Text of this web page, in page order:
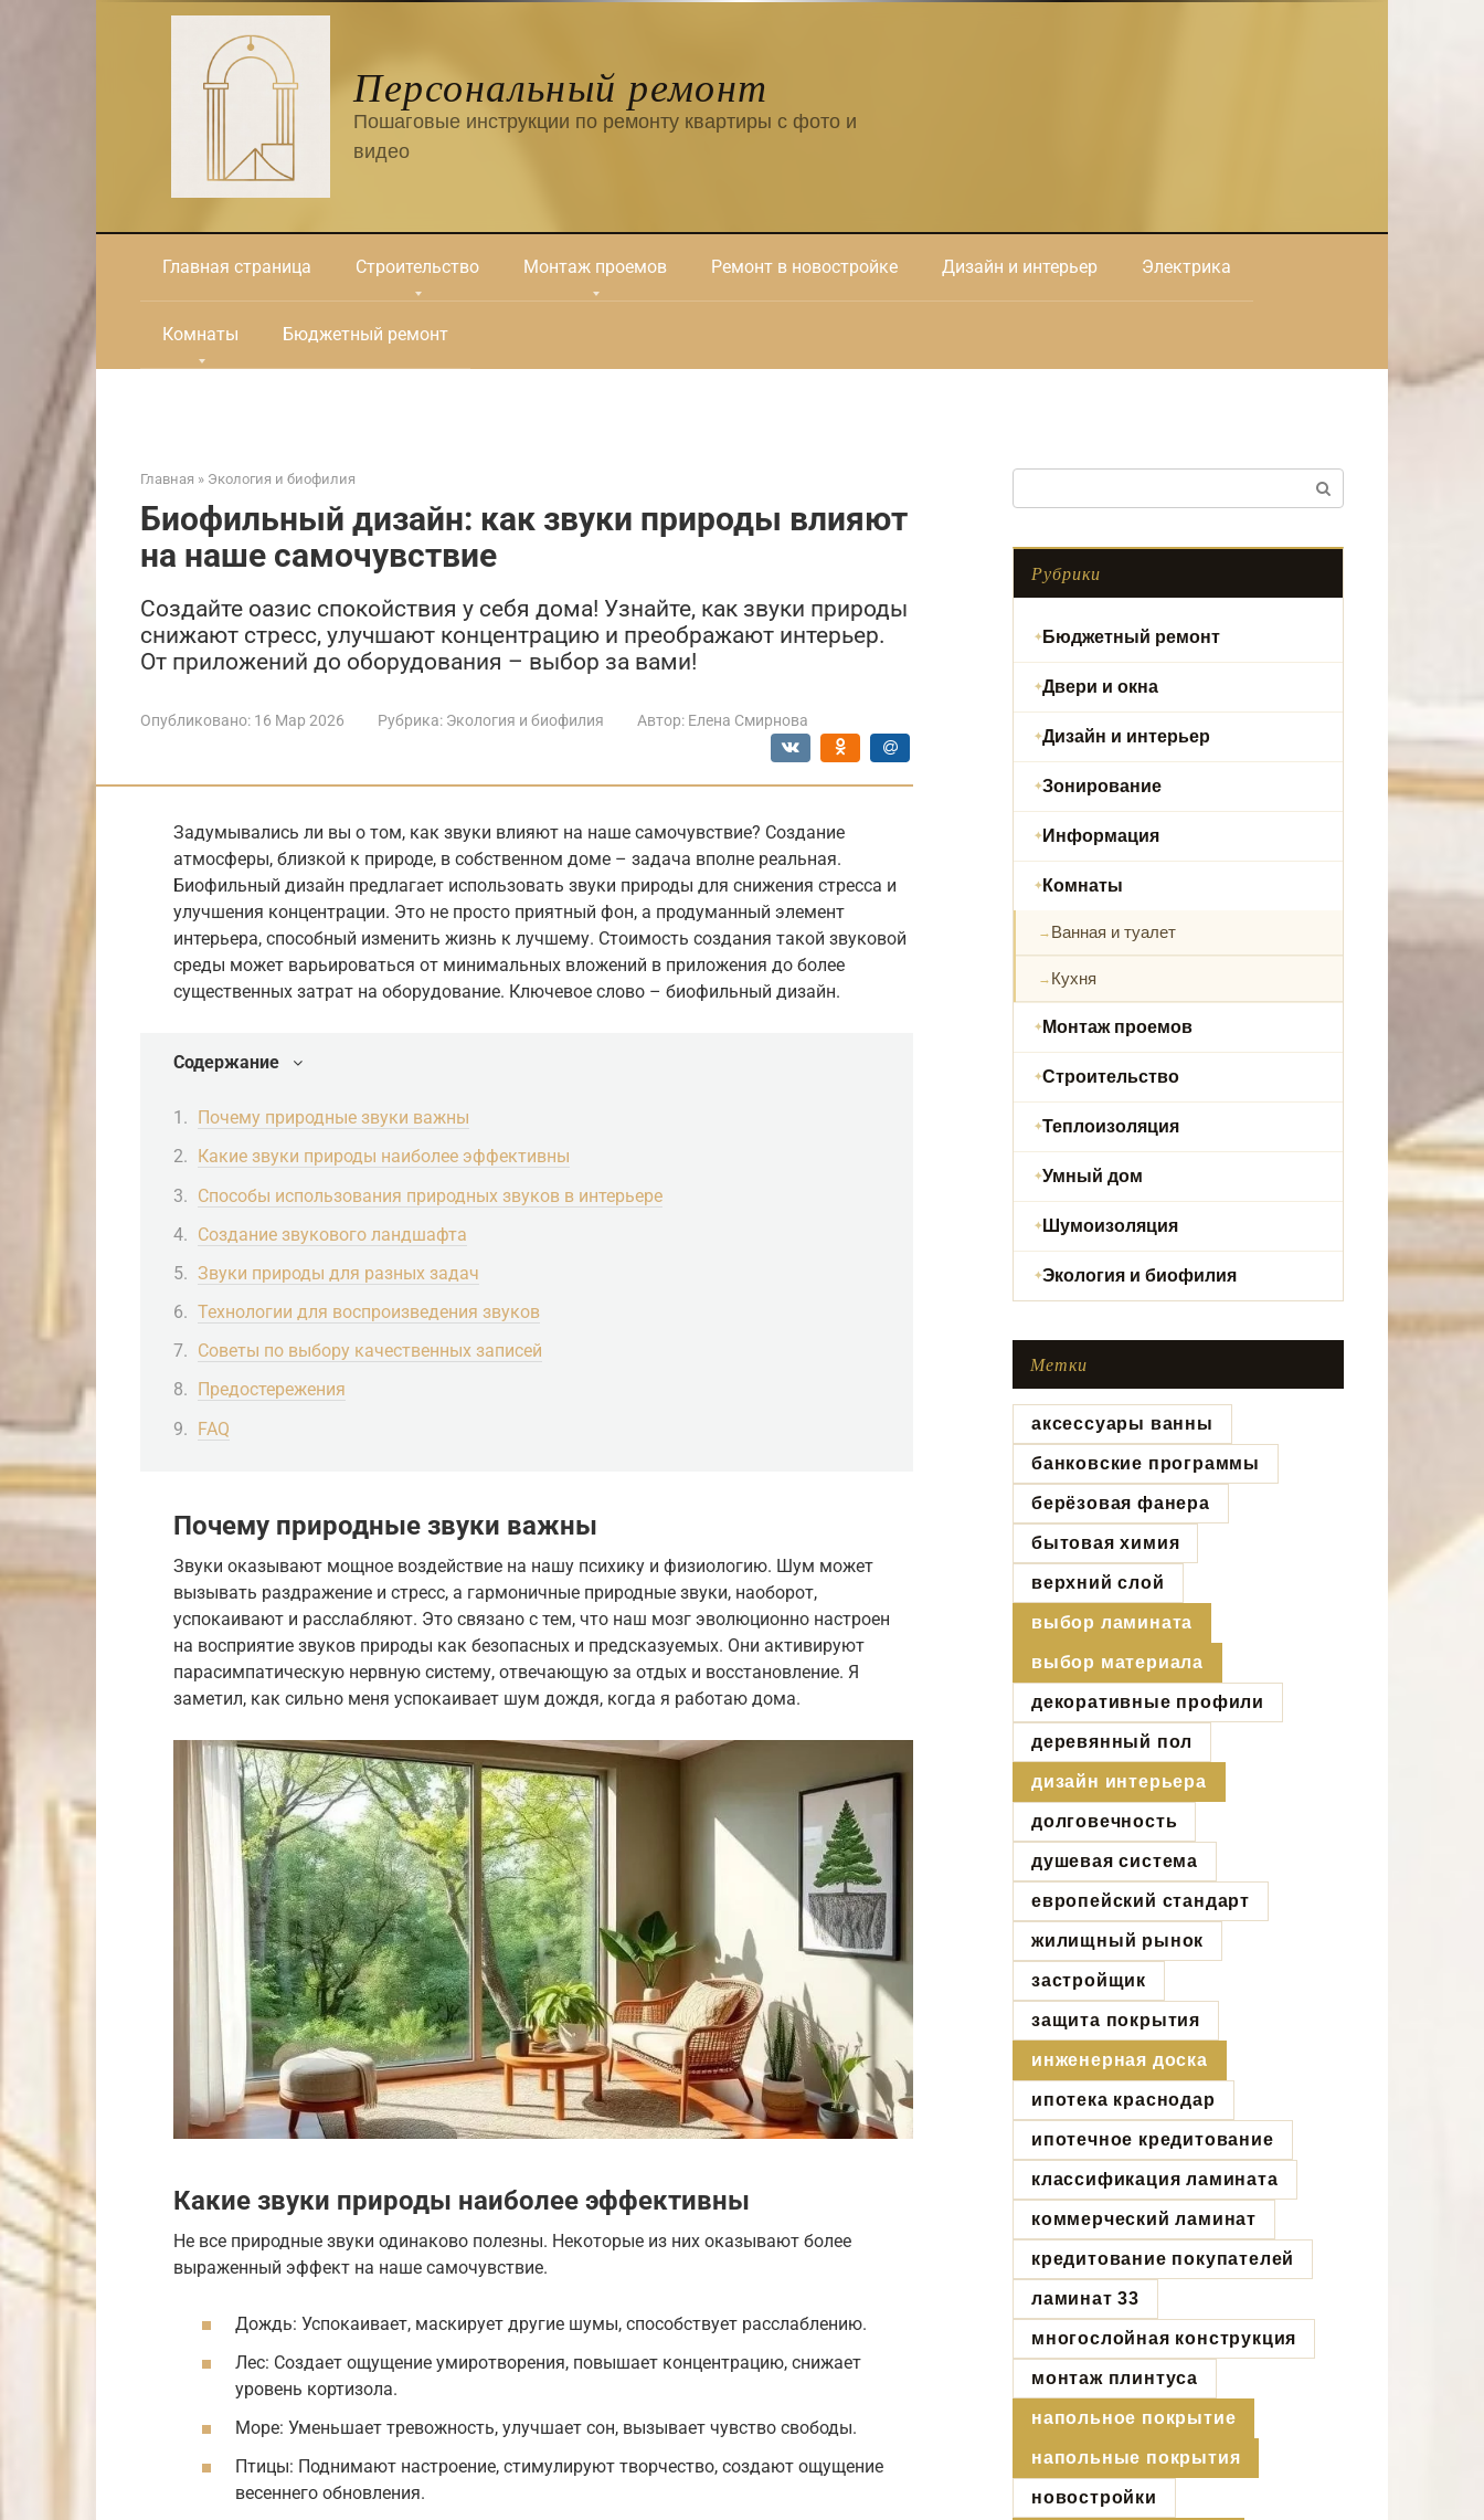
Персональный ремонт
Пошаговые инструкции по ремонту квартиры с фото и
видео
Главная страница Строительство Монтаж проемов Ремонт в новостройке Дизайн и интерьер Электрика
Комнаты Бюджетный ремонт
Главная » Экология и биофилия
Биофильный дизайн: как звуки природы влияют
на наше самочувствие
Создайте оазис спокойствия у себя дома! Узнайте, как звуки природы
снижают стресс, улучшают концентрацию и преображают интерьер.
От приложений до оборудования – выбор за вами!
Опубликовано: 16 Мар 2026 Рубрика: Экология и биофилия Автор: Елена Смирнова
Задумывались ли вы о том, как звуки влияют на наше самочувствие? Создание
атмосферы, близкой к природе, в собственном доме – задача вполне реальная.
Биофильный дизайн предлагает использовать звуки природы для снижения стресса и
улучшения концентрации. Это не просто приятный фон, а продуманный элемент
интерьера, способный изменить жизнь к лучшему. Стоимость создания такой звуковой
среды может варьироваться от минимальных вложений в приложения до более
существенных затрат на оборудование. Ключевое слово – биофильный дизайн.
Содержание
Почему природные звуки важны
Какие звуки природы наиболее эффективны
Способы использования природных звуков в интерьере
Создание звукового ландшафта
Звуки природы для разных задач
Технологии для воспроизведения звуков
Советы по выбору качественных записей
Предостережения
FAQ
Почему природные звуки важны
Звуки оказывают мощное воздействие на нашу психику и физиологию. Шум может
вызывать раздражение и стресс, а гармоничные природные звуки, наоборот,
успокаивают и расслабляют. Это связано с тем, что наш мозг эволюционно настроен
на восприятие звуков природы как безопасных и предсказуемых. Они активируют
парасимпатическую нервную систему, отвечающую за отдых и восстановление. Я
заметил, как сильно меня успокаивает шум дождя, когда я работаю дома.
Какие звуки природы наиболее эффективны
Не все природные звуки одинаково полезны. Некоторые из них оказывают более
выраженный эффект на наше самочувствие.
Дождь: Успокаивает, маскирует другие шумы, способствует расслаблению.
Лес: Создает ощущение умиротворения, повышает концентрацию, снижает
уровень кортизола.
Море: Уменьшает тревожность, улучшает сон, вызывает чувство свободы.
Птицы: Поднимают настроение, стимулируют творчество, создают ощущение
весеннего обновления.
Рубрики
Бюджетный ремонт
Двери и окна
Дизайн и интерьер
Зонирование
Информация
Комнаты
Ванная и туалет
Кухня
Монтаж проемов
Строительство
Теплоизоляция
Умный дом
Шумоизоляция
Экология и биофилия
Метки
аксессуары ванны
банковские программы
берёзовая фанера
бытовая химия
верхний слой
выбор ламината
выбор материала
декоративные профили
деревянный пол
дизайн интерьера
долговечность
душевая система
европейский стандарт
жилищный рынок
застройщик
защита покрытия
инженерная доска
ипотека краснодар
ипотечное кредитование
классификация ламината
коммерческий ламинат
кредитование покупателей
ламинат 33
многослойная конструкция
монтаж плинтуса
напольное покрытие
напольные покрытия
новостройки